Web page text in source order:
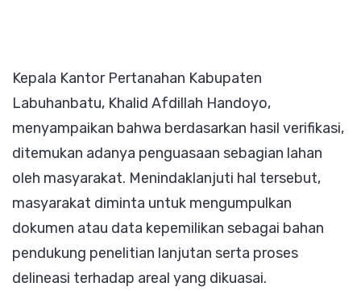
Kepala Kantor Pertanahan Kabupaten
Labuhanbatu, Khalid Afdillah Handoyo,
menyampaikan bahwa berdasarkan hasil verifikasi,
ditemukan adanya penguasaan sebagian lahan
oleh masyarakat. Menindaklanjuti hal tersebut,
masyarakat diminta untuk mengumpulkan
dokumen atau data kepemilikan sebagai bahan
pendukung penelitian lanjutan serta proses
delineasi terhadap areal yang dikuasai.